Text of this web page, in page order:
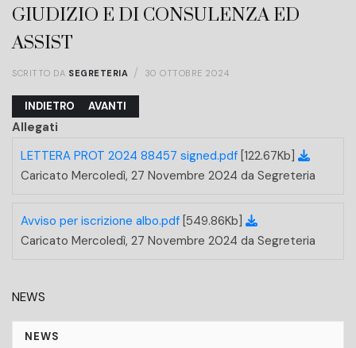
GIUDIZIO E DI CONSULENZA ED
ASSIST
SCRITTO DA SEGRETERIA 30 OTTOBRE 2024
ARTICOLO PRECEDENTE: PROFILAZIONE AVVOCATI PER
INDIETRO ARTICOLO SUCCESSIVO: CORSO DI FORMAZIONE
AVANTI
Allegati
LETTERA PROT 2024 88457 signed.pdf [122.67Kb]
Caricato Mercoledì, 27 Novembre 2024 da Segreteria
Avviso per iscrizione albo.pdf [549.86Kb]
Caricato Mercoledì, 27 Novembre 2024 da Segreteria
NEWS
NEWS